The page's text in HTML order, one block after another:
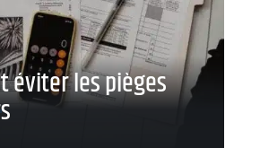
éviter les pièges